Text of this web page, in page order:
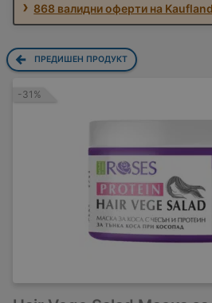
868 валидни оферти на
ПРЕДИШЕН ПРОДУКТ
-31%